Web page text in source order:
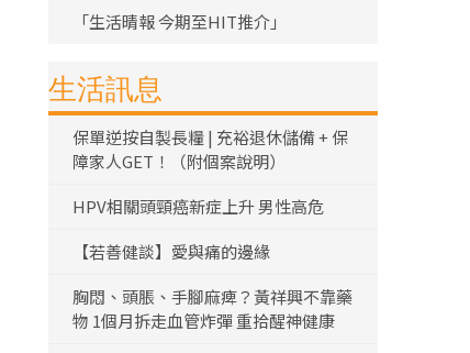
「生活晴報 今期至HIT推介」
生活訊息
保單逆按自製長糧 | 充裕退休儲備 + 保
障家人GET！（附個案說明）
HPV相關頭頸癌新症上升 男性高危
【若善健談】愛與痛的邊緣
胸悶、頭脹、手腳麻痺？黃祥興不靠藥
物 1個月拆走血管炸彈 重拾醒神健康